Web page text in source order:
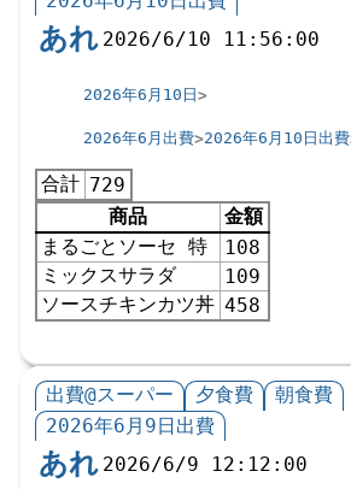
あれ 2026/6/10 11:56:00
2026年6月10日
2026年6月出費 2026年6月10日出費
合計 729
商品
金額
まるごとソーセ 特
108
ミックスサラダ
109
ソースチキンカツ丼 458
出費@スーパー 夕食費
朝食費
2026年6月9日出費
あれ 2026/6/9 12:12:00